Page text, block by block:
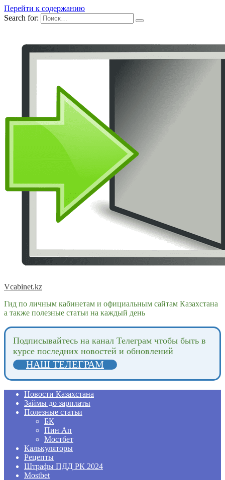
Перейти к содержанию
Search for:
Vcabinet.kz
Гид по личным кабинетам и официальным сайтам Казахстана
а также полезные статьи на каждый день
Подпиcывайтесь на канал Телеграм чтобы быть в
курсе последних новостей и обновлений
НАШ ТЕЛЕГРАМ
Новости Казахстана
Займы до зарплаты
Полезные статьи
БК
Пин Ап
Мостбет
Калькуляторы
Рецепты
Штрафы ПДД РК 2024
Mostbet